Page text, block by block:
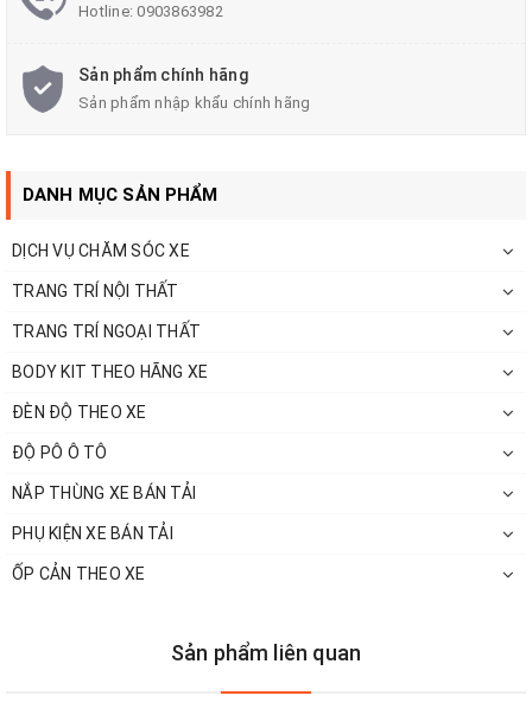
Hotline:0903863982
Sản phẩm chính hãng
Sản phẩm nhập khẩu chính hãng
DANH MỤC SẢN PHẨM
DỊCH VỤ CHĂM SÓC XE
TRANG TRÍ NỘI THẤT
TRANG TRÍ NGOẠI THẤT
BODY KIT THEO HÃNG XE
ĐÈN ĐỘ THEO XE
ĐỘ PÔ Ô TÔ
NẮP THÙNG XE BÁN TẢI
PHỤ KIỆN XE BÁN TẢI
ỐP CẢN THEO XE
Sản phẩm liên quan